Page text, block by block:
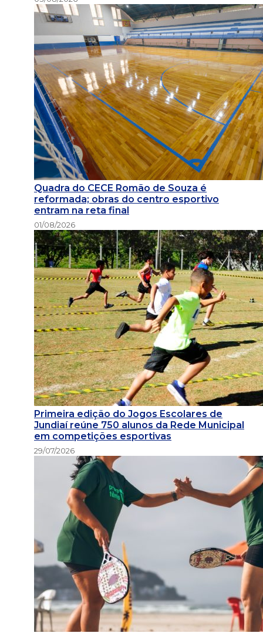
Quadra do CECE Romão de Souza é
reformada; obras do centro esportivo
entram na reta final
01/08/2026
Primeira edição do Jogos Escolares de
Jundiaí reúne 750 alunos da Rede Municipal
em competições esportivas
29/07/2026